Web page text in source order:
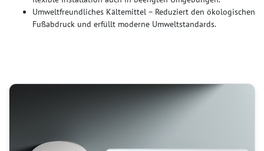
Umweltfreundliches Kältemittel – Reduziert den ökologischen
Fußabdruck und erfüllt moderne Umweltstandards.